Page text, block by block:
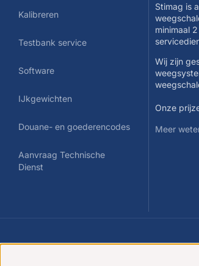
Kalibreren
Testbank service
Software
IJkgewichten
Douane- en goederencodes
Aanvraag Technische
Dienst
Stimag is
minimaal
Wij zijn
Onze
Meer